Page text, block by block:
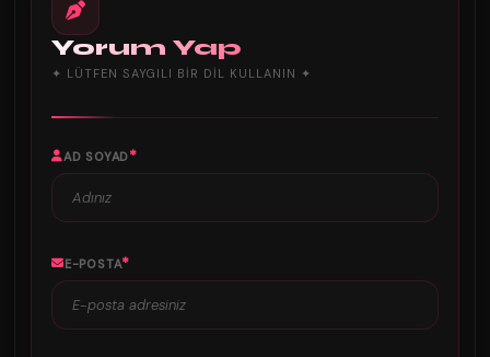
Yorum Yap
✦ LÜTFEN SAYGILI BIR DIL KULLANIN ✦
AD SOYAD*
E-POSTA*